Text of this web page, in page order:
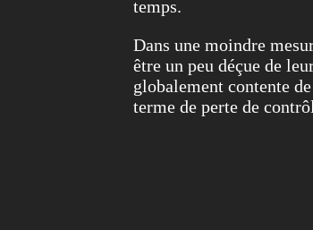
temps.
Dans une moindre
être un peu déçue de
globalement contente de
terme de perte de